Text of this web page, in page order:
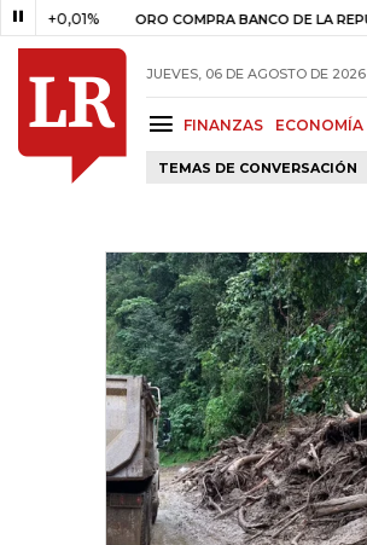
ORO COMPRA BANCO DE LA REPÚBLICA
JUEVES, 06 DE AGOSTO DE 2026
FINANZAS ECONOMÍA
TEMAS DE CONVERSACIÓN